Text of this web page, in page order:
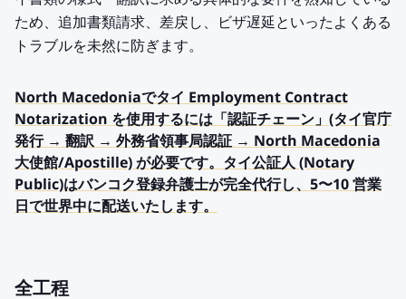
ため、追加書類請求、差戻し、ビザ遅延といったよくある
トラブルを未然に防ぎます。
North Macedoniaでタイ Employment Contract
Notarization を使用するには「認証チェーン」(タイ官庁
発行 → 翻訳 → 外務省領事局認証 → North Macedonia
大使館/Apostille) が必要です。タイ公証人 (Notary
Public)はバンコク登録弁護士が完全代行し、5〜10 営業
日で世界中に配送いたします。
全工程